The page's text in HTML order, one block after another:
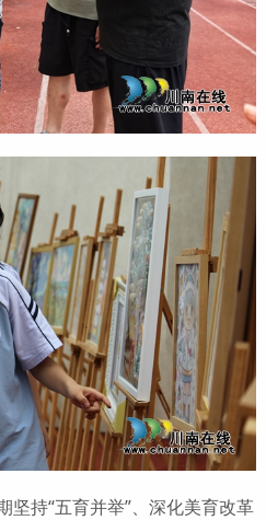
持“五育并举”、深化美育改革